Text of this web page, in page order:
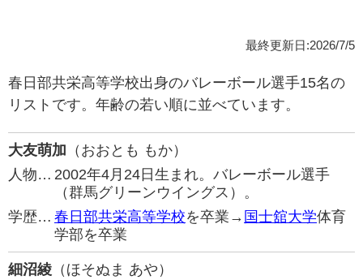
最終更新日:2026/7/5
春日部共栄高等学校出身のバレーボール選手15名の
リストです。年齢の若い順に並べています。
大友萌加 （おおとも もか）
人物… 2002年4月24日生まれ。バレーボール選手
（群馬グリーンウイングス）。
学歴… 春日部共栄高等学校を卒業→ 国士舘大学体育
学部を卒業
細沼綾 （ほそぬま あや）